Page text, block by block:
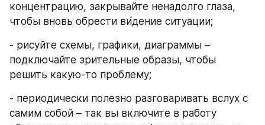
концентрацию, закрывайте ненадолго глаза,
чтобы вновь обрести ви́дение ситуации;
- рисуйте схемы, графики, диаграммы –
подключайте зрительные образы, чтобы
решить какую-то проблему;
- периодически полезно разговаривать вслух с
самим собой – так вы включите в работу